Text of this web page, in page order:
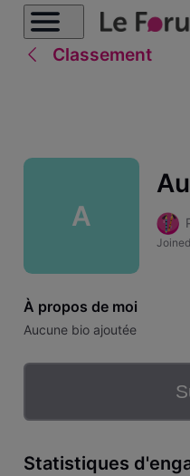
Classement
A
Joined
À propos de moi
Aucune bio ajoutée
Statistiques